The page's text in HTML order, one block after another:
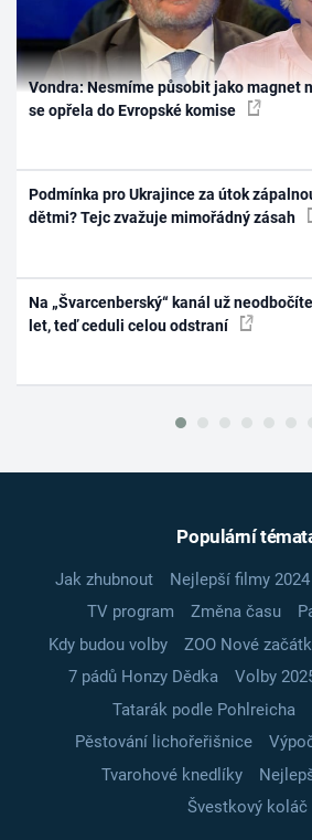
Vondra: Nesmíme působit jako magnet
se opřela do Evropské komise
Podmínka pro Ukrajince za útok
dětmi? Tejc zvažuje mimořádný zásah
Na „Švarcenberský“ kanál už
let, teď ceduli celou odstraní
Populární
Jak zhubnout Nejlepší filmy 2024
TV program
Změna času
Kdy budou volby
ZOO Nové
7 pádů Honzy Dědka
Volby
Tatarák podle Pohlreicha
Pěstování lichořeřišnice
Tvarohové knedlíky
Švestkový koláč